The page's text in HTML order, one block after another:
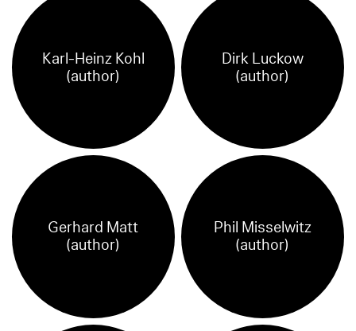
Karl-Heinz Kohl
(author)
Dirk Luckow
(author)
Gerhard Matt
(author)
Phil Misselwitz
(author)